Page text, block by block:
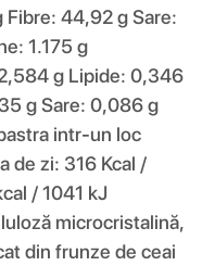
44,92 g Sare:
1.175 g
g Lipide: 0,346
g Sare: 0,086 g
intr-un loc
de zi: 316 Kcal /
/ 1041 kJ
microcristalină,
din frunze de ceai